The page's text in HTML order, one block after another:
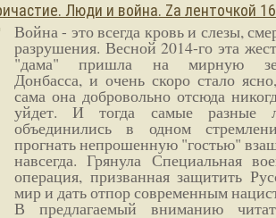
Люди и война. Zа ленточкой
Война - это всегда кровь и слезы,
разрушения. Весной 2014-го эта
"дама" пришла на мирную
Донбасса, и очень скоро стало
сама она добровольно отсюда
уйдет. И тогда самые разные
объединились в одном
прогнать непрошенную "гостью"
навсегда. Грянула Специальная
операция, призванная защитить
мир и дать отпор современным
В предлагаемый вниманию